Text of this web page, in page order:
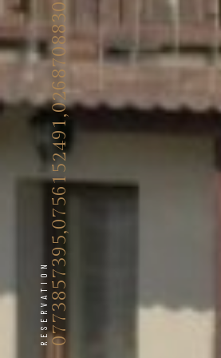
0773857395,0756152491,0268708830,0722765245
RESERVATION